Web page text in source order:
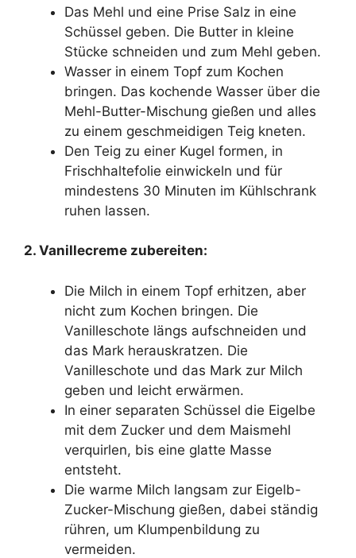
Das Mehl und eine Prise Salz in eine
Schüssel geben. Die Butter in kleine
Stücke schneiden und zum Mehl geben.
Wasser in einem Topf zum Kochen
bringen. Das kochende Wasser über die
Mehl-Butter-Mischung gießen und alles
zu einem geschmeidigen Teig kneten.
Den Teig zu einer Kugel formen, in
Frischhaltefolie einwickeln und für
mindestens 30 Minuten im Kühlschrank
ruhen lassen.
2. Vanillecreme zubereiten:
Die Milch in einem Topf erhitzen, aber
nicht zum Kochen bringen. Die
Vanilleschote längs aufschneiden und
das Mark herauskratzen. Die
Vanilleschote und das Mark zur Milch
geben und leicht erwärmen.
In einer separaten Schüssel die Eigelbe
mit dem Zucker und dem Maismehl
verquirlen, bis eine glatte Masse
entsteht.
Die warme Milch langsam zur Eigelb-
Zucker-Mischung gießen, dabei ständig
rühren, um Klumpenbildung zu
vermeiden.